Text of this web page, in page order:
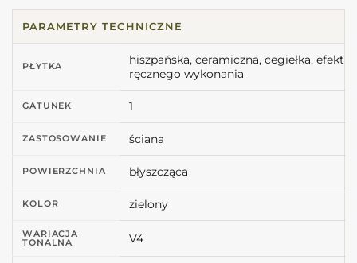
PARAMETRY TECHNICZNE
PŁYTKA
hiszpańska, ceramiczna, cegiełka, efekt
ręcznego wykonania
GATUNEK 1
ZASTOSOWANIE ściana
POWIERZCHNIA błyszcząca
KOLOR zielony
WARIACJA
TONALNA V4